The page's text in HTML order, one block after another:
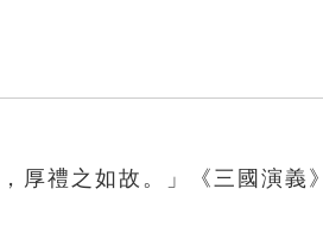
厚禮之如故。」《三國演義